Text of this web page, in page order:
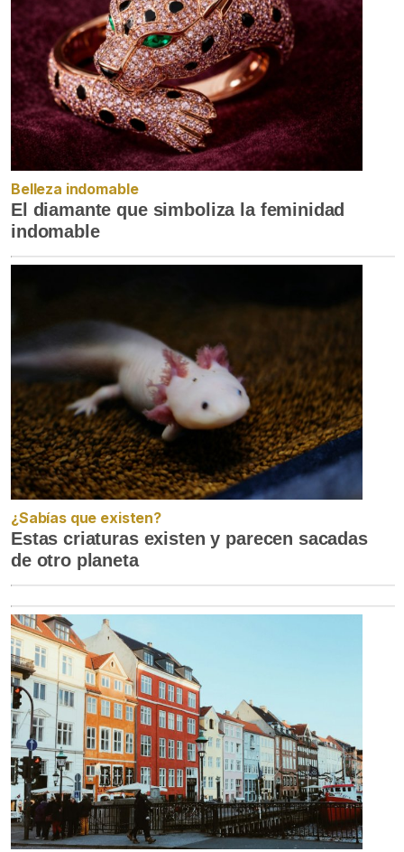
Belleza indomable
El diamante que simboliza la feminidad
indomable
¿Sabías que existen?
Estas criaturas existen y parecen sacadas
de otro planeta